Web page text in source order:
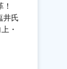
井氏
・